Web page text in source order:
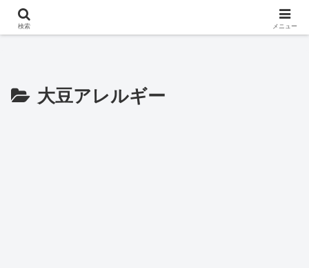
※このサイトはアフィリエイト広告を掲載しています。
大豆アレルギー
検索 メニュー